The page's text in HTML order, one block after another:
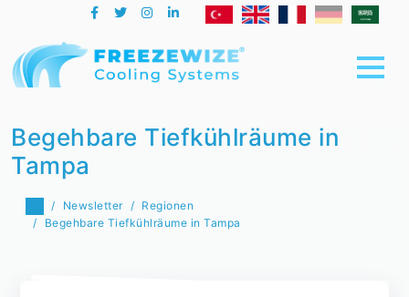
Begehbare Tiefkühlräume in
Tampa
Newsletter
Regionen
Begehbare Tiefkühlräume in Tampa